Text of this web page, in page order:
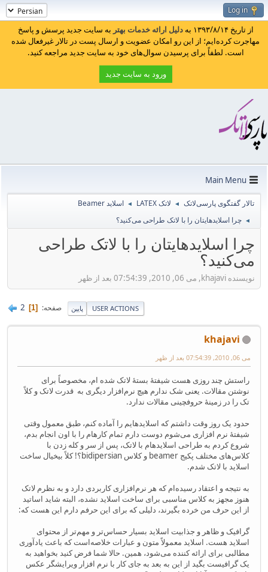
Log in
از تاریخ ۱۳۹۳/۸/۱۴ به دلیل ارائه خدمات بهتر به سایت جدید پرسش و پاسخ
مهاجرت کرده‌ایم؛ از این رو امکان عضویت و ارسال پست در تالار غیرفعال شده
است. لطفاً برای پرسیدن سوال‌های خود به سایت جدید مراجعه کنید.
ورود به سایت جدید
Main Menu
تالار گفتگوی پارسی‌لاتک ◄ لاتک LATEX ◄ اسلاید Beamer
◄ چرا اسلایدهایتان را با لاتک طراحی می‌کنید؟
چرا اسلایدهایتان را با لاتک طراحی
می‌کنید؟
نویسنده khajavi, می 06, 2010, 07:54:39 بعد از ظهر
پایین صفحه 1
2 USER ACTIONS
khajavi
می 06, 2010, 07:54:39 بعد از ظهر
راستش چند روزی هست شیفتهٔ بستهٔ لاتک شده ام، مخصوصاً برای
نوشتن مقالات. یعنی شک ندارم هیچ نرم‌افزار دیگری به قدرت لاتک و کلاً
تک را در زمینهٔ حروفچینی مقالات ندارد.
حدود یک روز وقت داشتم که اسلایدهایم را آماده کنم، طبق معمول وقتی
شیفتهٔ نرم افزاری می‌شوم دوست دارم تمام کارهام را با اون انجام بدم،
شروع کردم به طراحی اسلایدهام با لاتک، پس از سر و کله زدن با
کلاس‌های مختلف پکیج beamer و کلاس bidipersian؟! کلاً بیخیال ساخت
اسلاید با لاتک شدم.
به نتیجه و اعتقاد رسیده‌ام که هر نرم‌افزاری کاربردی دارد و به نظرم لاتک
هنوز مجهز به کلاس مناسبی برای ساخت اسلاید نشده، البته شاید اساتید
از این حرف من خرده بگیرند، دلیلی که برای این حرفم دارم این هست که:
گرافیک و ظاهر و جذابیت اسلاید بسیار حساس‌تر و مهم‌تر از محتوای
اسلاید هست. اسلاید معمولاً متون و عبارات خلاصه‌است که باعث یادآوری
مطالبی برای ارائه کننده می‌شود، همین. حالا شما فرض کنید بخواهید به
یک گرافیست بگید از این به بعد به جای کار با نرم افزار ویرایشگر عکس